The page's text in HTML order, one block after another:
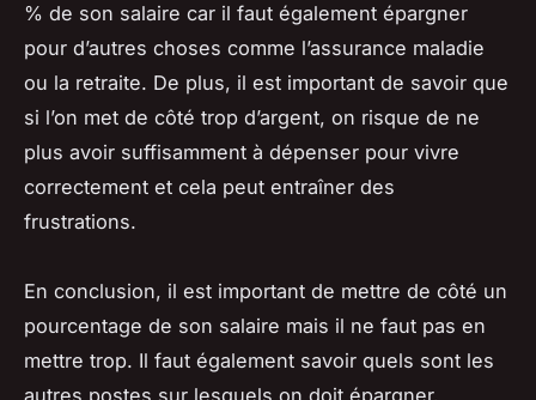
% de son salaire car il faut également épargner
pour d’autres choses comme l’assurance maladie
ou la retraite. De plus, il est important de savoir que
si l’on met de côté trop d’argent, on risque de ne
plus avoir suffisamment à dépenser pour vivre
correctement et cela peut entraîner des
frustrations.
En conclusion, il est important de mettre de côté un
pourcentage de son salaire mais il ne faut pas en
mettre trop. Il faut également savoir quels sont les